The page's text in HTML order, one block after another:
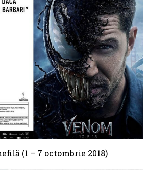
(1 – 7 octombrie 2018)